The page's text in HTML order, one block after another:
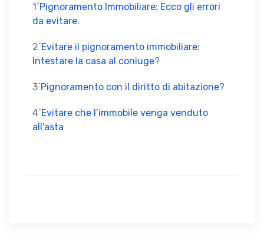
1`Pignoramento Immobiliare: Ecco gli errori
da evitare.
2`Evitare il pignoramento immobiliare:
Intestare la casa al coniuge?
3`Pignoramento con il diritto di abitazione?
4`Evitare che l’immobile venga venduto
all’asta